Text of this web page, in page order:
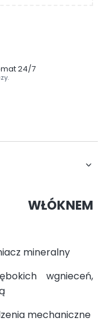
24/7
mineralny
wgnieceń,
mechaniczne